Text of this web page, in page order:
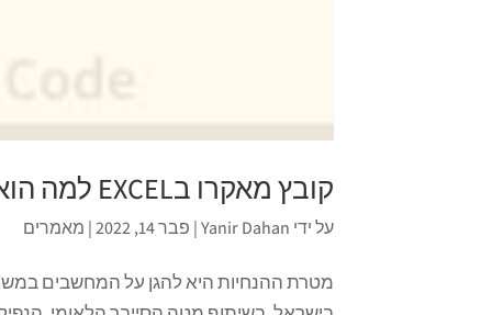
קובץ מאקרו בEXCEL למה הוא כל כך מסוכן?
על ידי Yanir Dahan
| פבר 14, 2022 | מאמרים
מטרת ההנחיות היא להגן על המחשבים